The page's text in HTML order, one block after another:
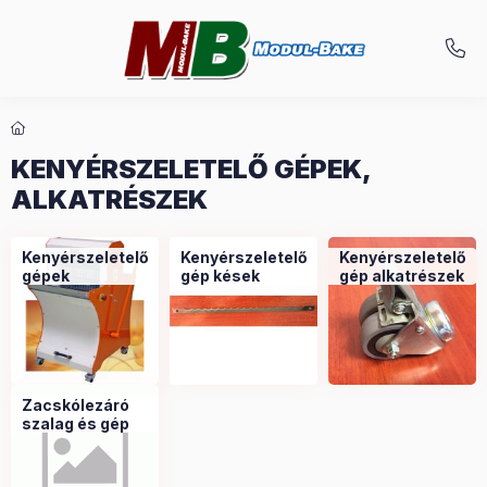
KENYÉRSZELETELŐ GÉPEK,
ALKATRÉSZEK
Kenyérszeletelő
gépek
Kenyérszeletelő
gép kések
Kenyérszeletelő
gép alkatrészek
Zacskólezáró
szalag és gép